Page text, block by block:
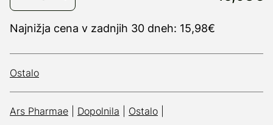
Najnižja cena v zadnjih 30 dneh: 15,98€
Ostalo
Ars Pharmae Dopolnila Ostalo